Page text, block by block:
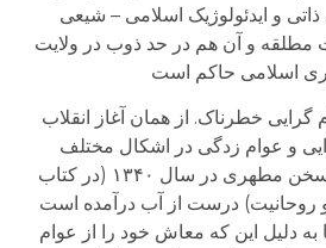
و ایدئولوژیک اسلامی – شیعی
مطلقه و آن هم در حد ذوب در ولایت
اسلامی حاکم است
گرایی خطرناک. از همان آغاز انقلاب
و عوام زدگی در اشکال مختلف
رواج یافت. شاید همان سخن مطهری در سال ۱۳۴۰ (در کتاب
روحانیت) درست از آب درآمده است
به دلیل این که معاش خود را از عوام